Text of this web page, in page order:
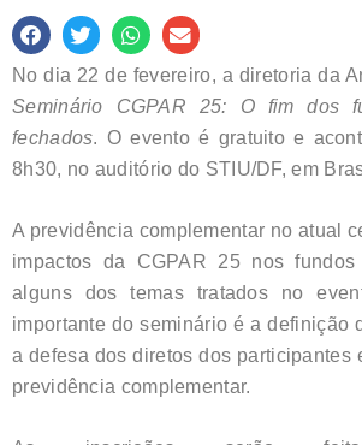
No dia 22 de fevereiro, a diretoria da
Seminário CGPAR 25: O fim dos
fechados. O evento é gratuito e
8h30, no auditório do STIU/DF, em
A previdência complementar no atual
impactos da CGPAR 25 nos
alguns dos temas tratados no
importante do seminário é a definição
a defesa dos diretos dos participantes
previdência complementar.